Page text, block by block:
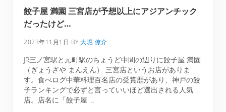
餃子屋 満園 三宮店が予想以上にアジアンチック
だったけど…
2023年11月1日 BY大堀 僚介
JR三ノ宮駅と元町駅のちょうど中間の辺りに餃子屋 満園
（ぎょうざや まんえん） 三宮店というお店がありま
す。食べログ中華料理百名店の受賞歴があり、神戸の餃
子ランキングで必ずと言っていいほど選出される人気
店。店名に「餃子屋 …